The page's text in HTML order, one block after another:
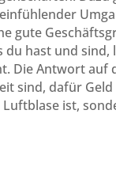
gute
hast und sind,
Die Antwort auf
sind, dafür
ist,